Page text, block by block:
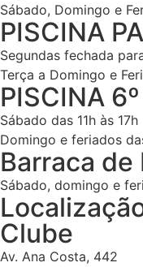
Sábado, Domingo e
PISCINA
Segundas fechada
Terça a Domingo e
PISCINA
Sábado das 11h às 17h
Domingo e feriados
Barraca de
Sábado, domingo e
Clube
Av. Ana Costa, 442